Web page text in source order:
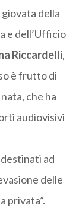
della
e dell’Ufficio
Riccardelli,
è frutto di
che ha
audiovisivi
ad
delle
privata”.